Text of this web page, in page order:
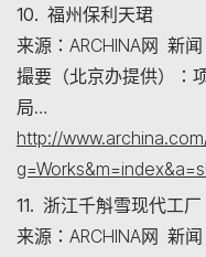
10. 福州保利天珺
来源：ARCHINA网 新闻
撮要（北京办提供）：
局…
http://
11. 浙江千斛雪现代工厂
来源：ARCHINA网 新闻